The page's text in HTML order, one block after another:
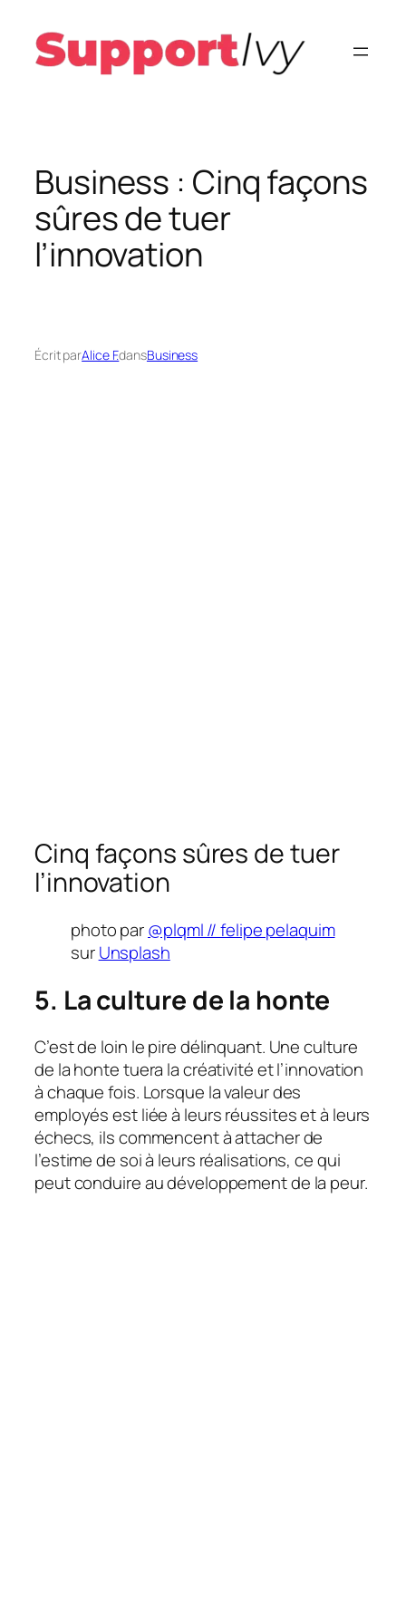
contenu
Business : Cinq façons
sûres de tuer
l’innovation
Écrit parAlice F.dansBusiness
Cinq façons sûres de tuer
l’innovation
photo par@plqml // felipe pelaquim
surUnsplash
5. La culture de la honte
C’est de loin le pire délinquant. Une culture
de la honte tuera la créativité et l’innovation
à chaque fois. Lorsque la valeur des
employés est liée à leurs réussites et à leurs
échecs, ils commencent à attacher de
l’estime de soi à leurs réalisations, ce qui
peut conduire au développement de la peur.